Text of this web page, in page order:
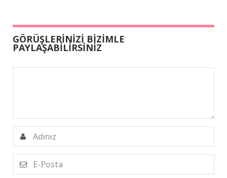
GÖRÜŞLERİNİZİ BİZİMLE
PAYLAŞABİLİRSİNİZ